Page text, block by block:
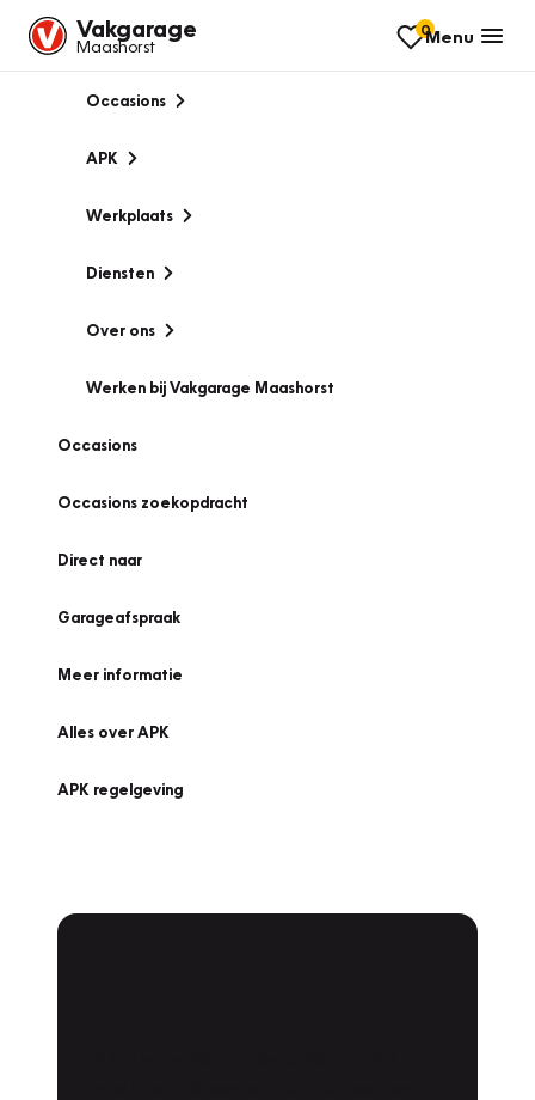
Vakgarage
Maashorst
0Menu
Occasions
APK
Werkplaats
Diensten
Over ons
Werken bij Vakgarage Maashorst
Occasions
Occasions zoekopdracht
Direct naar
Garageafspraak
Meer informatie
Alles over APK
APK regelgeving